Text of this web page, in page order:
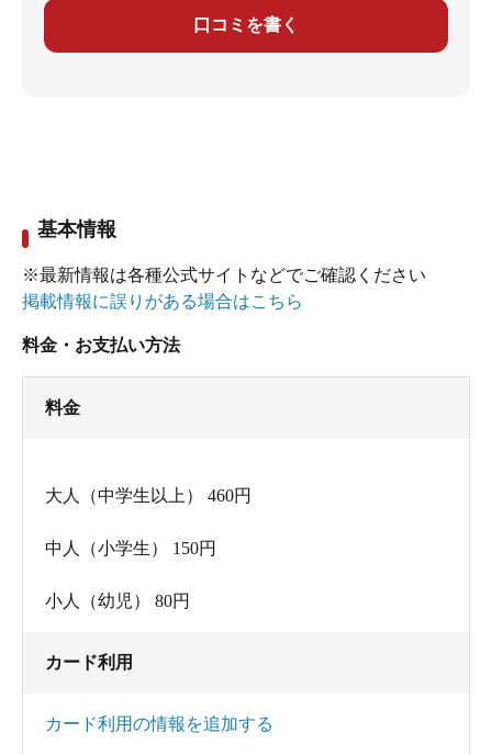
口コミを書く
基本情報
※最新情報は各種公式サイトなどでご確認ください
掲載情報に誤りがある場合はこちら
料金・お支払い方法
料金
大人（中学生以上） 460円
中人（小学生） 150円
小人（幼児） 80円
カード利用
カード利用の情報を追加する